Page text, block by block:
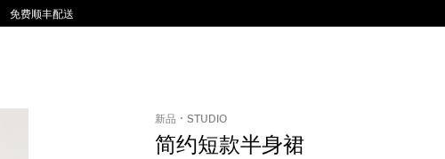
免费顺丰配送
新品 STUDIO
简约短款半身裙